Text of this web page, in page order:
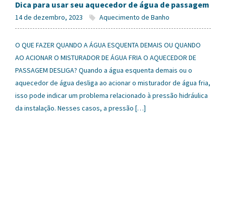
Dica para usar seu aquecedor de água de passagem
14 de dezembro, 2023 Aquecimento de Banho
O QUE FAZER QUANDO A ÁGUA ESQUENTA DEMAIS OU QUANDO
AO ACIONAR O MISTURADOR DE ÁGUA FRIA O AQUECEDOR DE
PASSAGEM DESLIGA? Quando a água esquenta demais ou o
aquecedor de água desliga ao acionar o misturador de água fria,
isso pode indicar um problema relacionado à pressão hidráulica
da instalação. Nesses casos, a pressão […]